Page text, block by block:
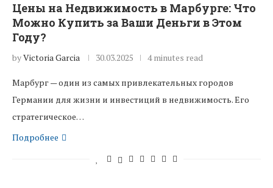
Цены на Недвижимость в Марбурге: Что
Можно Купить за Ваши Деньги в Этом
Году?
byVictoria Garcia 30.03.2025 4 minutes read
Марбург — один из самых привлекательных городов
Германии для жизни и инвестиций в недвижимость. Его
стратегическое…
Подробнее